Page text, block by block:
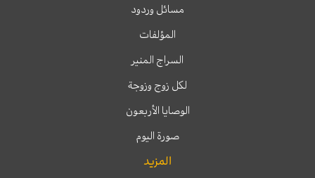
مسائل وردود
المؤلفات
السراج المنير
لكل زوج وزوجة
الوصايا الأربعون
صورة اليوم
المزيد